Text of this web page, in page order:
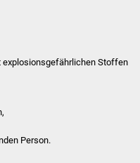
explosionsgefährlichen Stoffen
Person.